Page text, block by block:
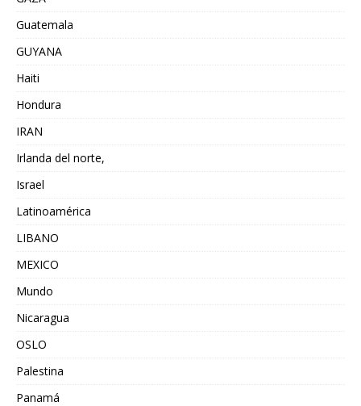
Guatemala
GUYANA
Haiti
Hondura
IRAN
Irlanda del norte,
Israel
Latinoamérica
LIBANO
MEXICO
Mundo
Nicaragua
OSLO
Palestina
Panamá